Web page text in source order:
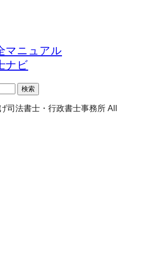
マニュアル
ナビ
司法書士・行政書士事務所 All